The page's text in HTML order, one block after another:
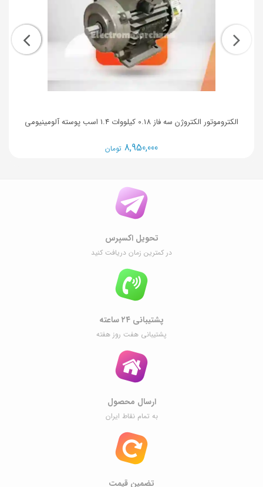
الکتروموتور الکتروژن سه فاز 0.18 کیلووات 1.4 اسب پوسته آلومینیومی
8,950,000 تومان
تحویل اکسپرس
در کمترین زمان دریافت کنید
پشتیبانی ۲۴ ساعته
پشتیبانی هفت روز هفته
ارسال محصول
به تمام نقاط ایران
تضمین قیمت